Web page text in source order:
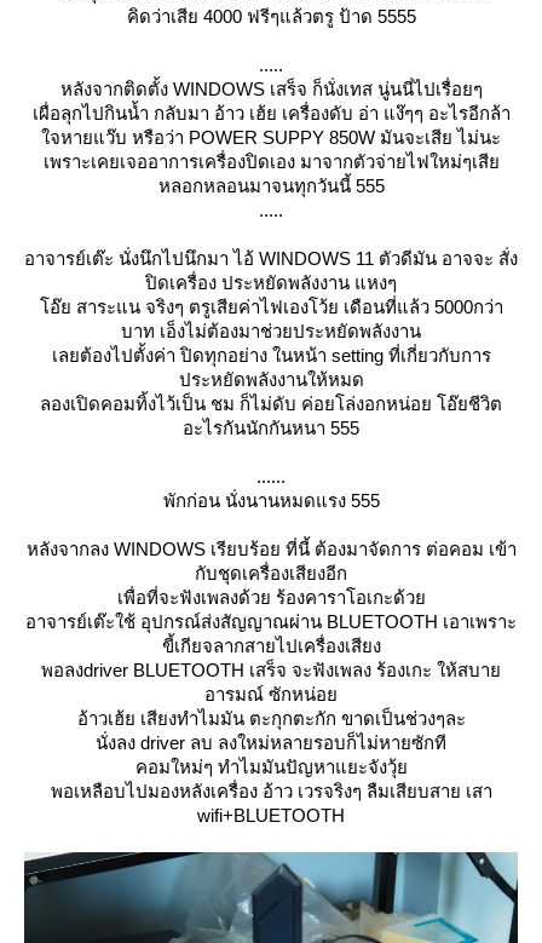
คิดว่าเสีย 4000 ฟรีๆแล้วตรู ป้าด 5555
.....
หลังจากติดตั้ง WINDOWS เสร็จ ก็นั่งเทส นู่นนี่ไปเรื่อยๆ
เผื่อลุกไปกินน้ำ กลับมา อ้าว เฮ้ย เครื่องดับ อ่า แง๊ๆๆ อะไรอีกล้า
จหายแว๊บ หรือว่า POWER SUPPY 850W มันจะเสีย ไม่นะ
เพราะเคยเจออาการเครื่องปิดเอง มาจากตัวจ่ายไฟใหม่ๆเสี
หลอกหลอนมาจนทุกวันนี้ 555
.....
อาจารย์เต๊ะ นั่งนึกไปนึกมา ไอ้ WINDOWS 11 ตัวดีมัน อาจจะ สั่ง
ปิดเครื่อง ประหยัดพลังงาน แหงๆ
อ๊ย สาระแน จริงๆ ตรูเสียค่าไฟเองโว้ย เดือนที่แล้ว 5000กว่า
บาท เอ็งไม่ต้องมาช่วยประหยัดพลังงาน
เลยต้องไปตั้งค่า ปิดทุกอย่าง ในหน้า setting ที่เกี่ยวกับการ
ประหยัดพลังงานให้หมด
ลองเปิดคอมทิ้งไว้เป็น ชม ก็ไม่ดับ ค่อยโล่งอกหน่อย โอ๊ยชีวิต
อะไรกันนักกันหนา 555
......
พักก่อน นั่งนานหมดแรง 555
หลังจากลง WINDOWS เรียบร้อย ที่นี้ ต้องมาจัดการ ต่อคอม เข้า
กับชุดเครื่องเสียงอีก
เพื่อที่จะฟังเพลงด้วย ร้องคาราโอเกะด้ว
อาจารย์เต๊ะใช้ อุปกรณ์ส่งสัญญาณผ่าน BLUETOOTH เอาเพราะ
ขี้เกียจลากสายไปเครื่องเสียง
พอลงdriver BLUETOOTH เสร็จ จะฟังเพลง ร้องเกะ ให้สบา
อารมณ์ ซักหน่อ
อ้าวเฮ้ย เสียงทำไมมัน ตะกุกตะกัก ขาดเป็นช่วงๆละ
นั่งลง driver ลบ ลงใหม่หลายรอบก็ไม่หายซักที
คอมใหม่ๆ ทำไมมันปัญหาแยะจังวุ้
พอเหลือบไปมองหลังเครื่อง อ้าว เวรจริงๆ ลืมเสียบสาย เสา
wifi+BLUETOOTH